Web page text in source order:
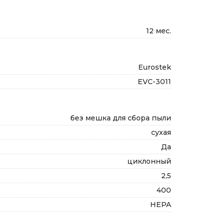
12 мес.
Eurostek
EVC-3011
без мешка для сбора пыли
сухая
Да
циклонный
2,5
400
HEPA